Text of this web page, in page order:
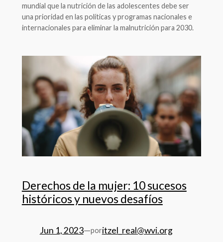
mundial que la nutrición de las adolescentes debe ser
una prioridad en las políticas y programas nacionales e
internacionales para eliminar la malnutrición para 2030.
Derechos de la mujer: 10 sucesos
históricos y nuevos desafíos
Jun 1, 2023—poritzel_real@wvi.org